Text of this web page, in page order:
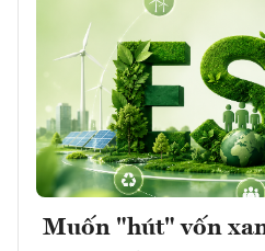
Muốn "hút" vốn